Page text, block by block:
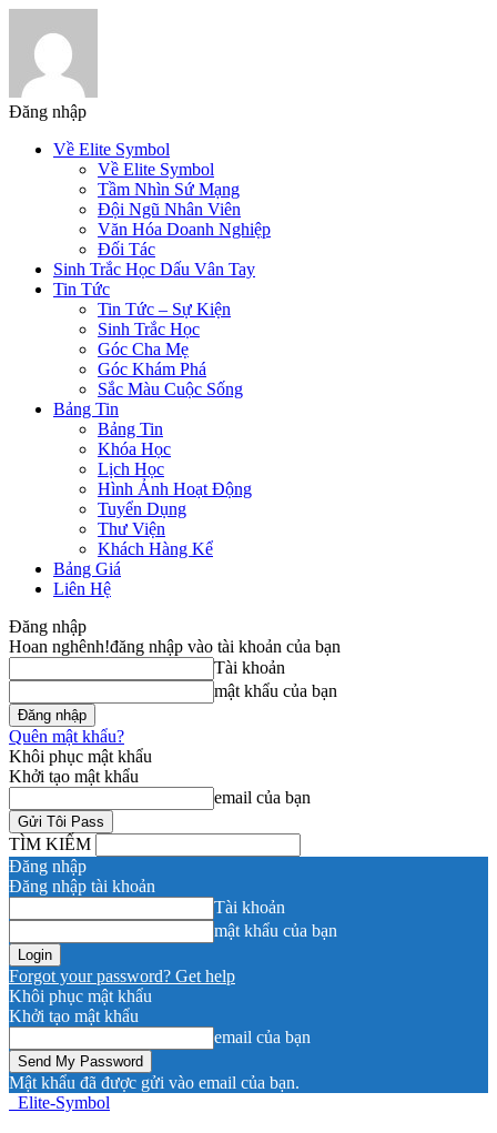
Đăng nhập
Về Elite Symbol
Về Elite Symbol
Tầm Nhìn Sứ Mạng
Đội Ngũ Nhân Viên
Văn Hóa Doanh Nghiệp
Đối Tác
Sinh Trắc Học Dấu Vân Tay
Tin Tức
Tin Tức – Sự Kiện
Sinh Trắc Học
Góc Cha Mẹ
Góc Khám Phá
Sắc Màu Cuộc Sống
Bảng Tin
Bảng Tin
Khóa Học
Lịch Học
Hình Ảnh Hoạt Động
Tuyển Dụng
Thư Viện
Khách Hàng Kể
Bảng Giá
Liên Hệ
Đăng nhập
Hoan nghênh!đăng nhập vào tài khoản của bạn
Tài khoản
mật khẩu của bạn
Quên mật khẩu?
Khôi phục mật khẩu
Khởi tạo mật khẩu
email của bạn
TÌM KIẾM
Đăng nhập
Đăng nhập tài khoản
Tài khoản
mật khẩu của bạn
Forgot your password? Get help
Khôi phục mật khẩu
Khởi tạo mật khẩu
email của bạn
Mật khẩu đã được gửi vào email của bạn.
Elite-Symbol